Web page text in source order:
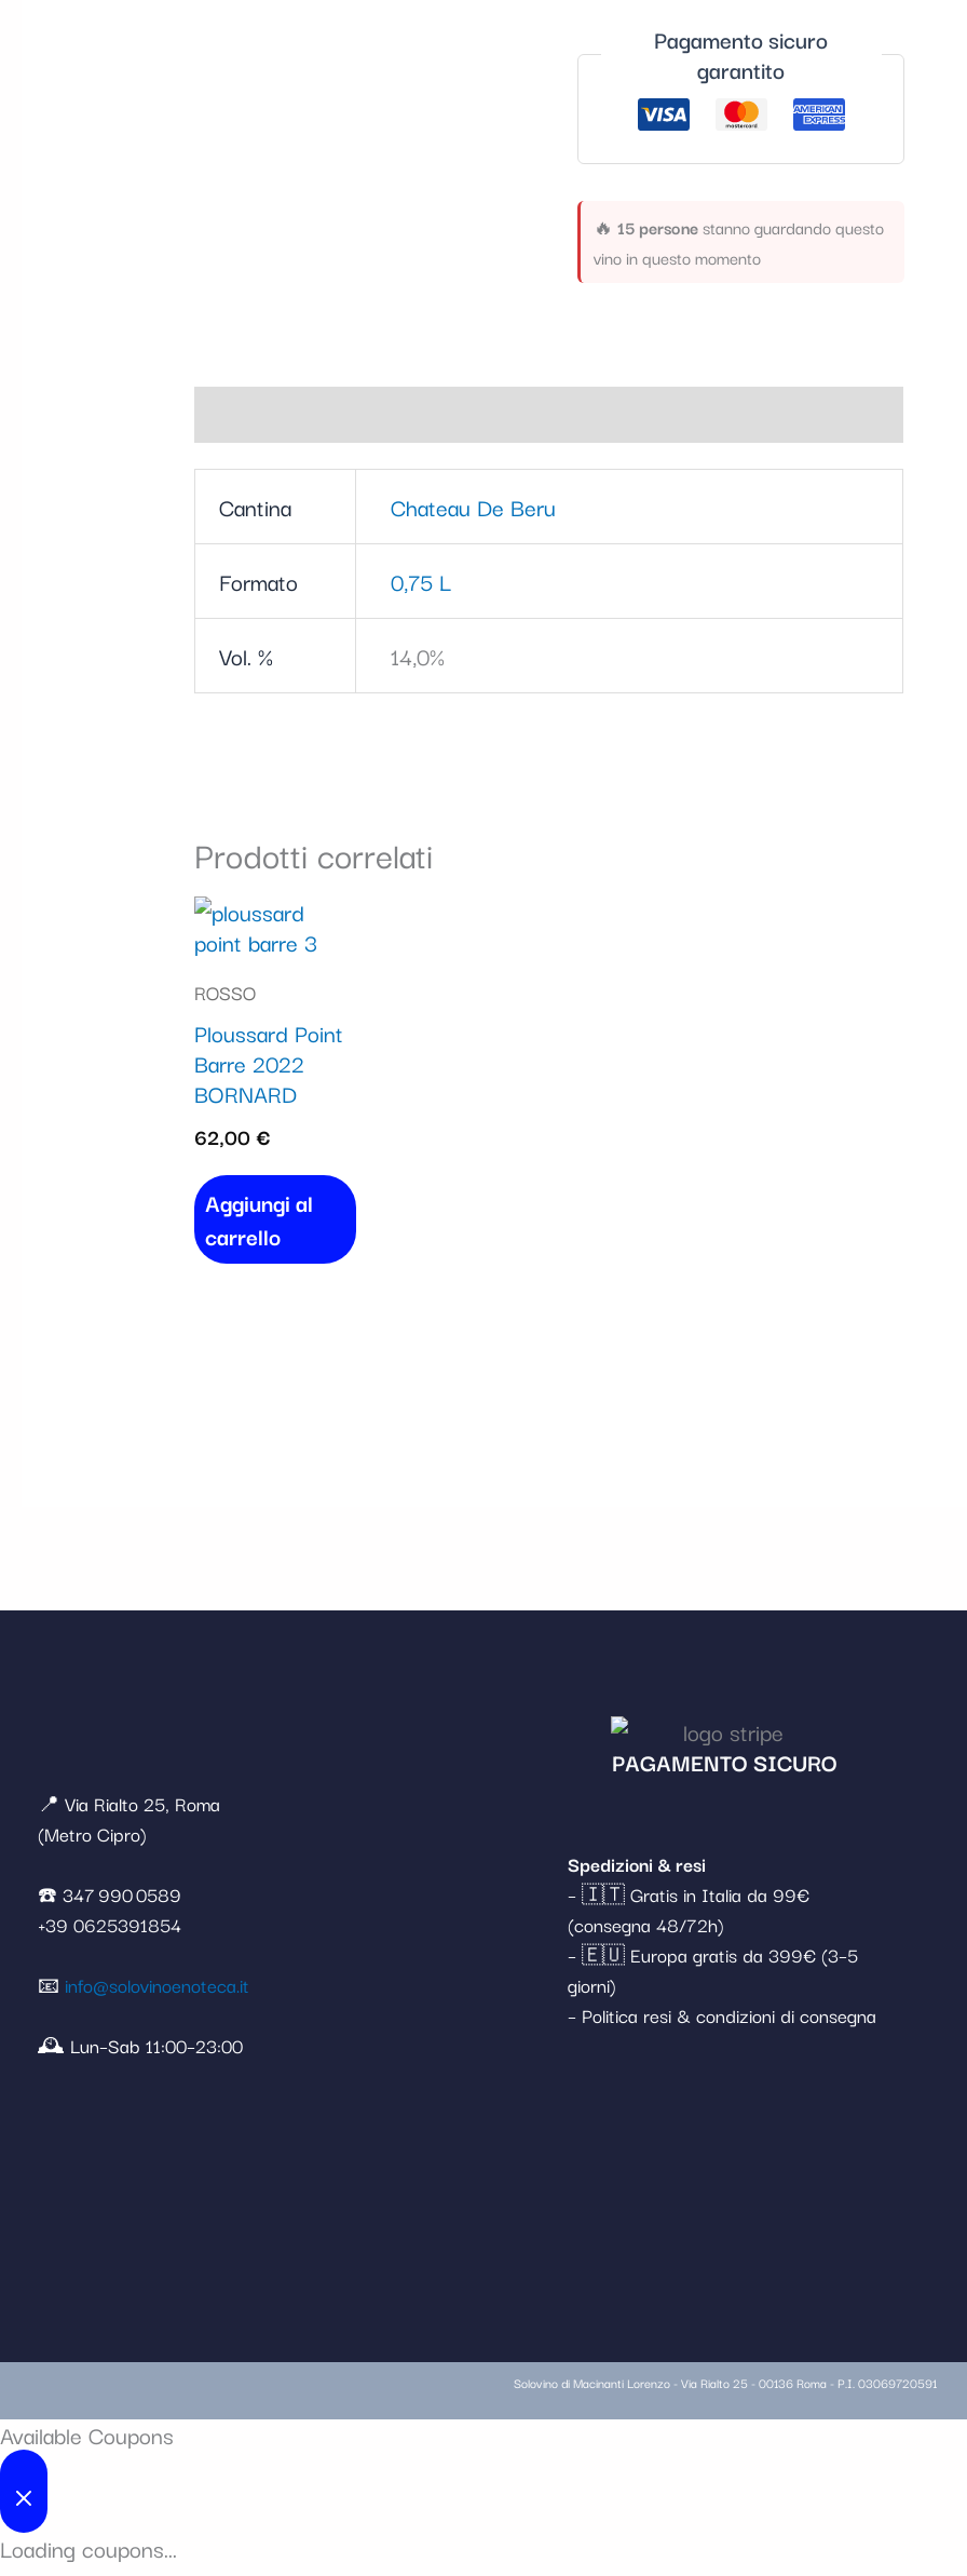
Pagamento sicuro
garantito
🔥15 personestanno guardando questo
vino in questo momento
Cantina Chateau De Beru
Formato 0,75 L
Vol. % 14,0%
Prodotti correlati
ROSSO
Ploussard Point
Barre 2022
BORNARD
62,00€
Aggiungi al
carrello
📍 Via Rialto 25, Roma
(Metro Cipro)
☎️ 347 990 0589
+39 0625391854
📧 info@solovinoenoteca.it
🕰️ Lun–Sab 11:00–23:00
PAGAMENTO SICURO
Spedizioni & resi
– 🇮🇹 Gratis in Italia da 99€
(consegna 48/72h)
– 🇪🇺 Europa gratis da 399€ (3–5
giorni)
– Politica resi & condizioni di consegna
Solovino di Macinanti Lorenzo - Via Rialto 25 - 00136 Roma - P.I. 03069720591
Available Coupons
Loading coupons...